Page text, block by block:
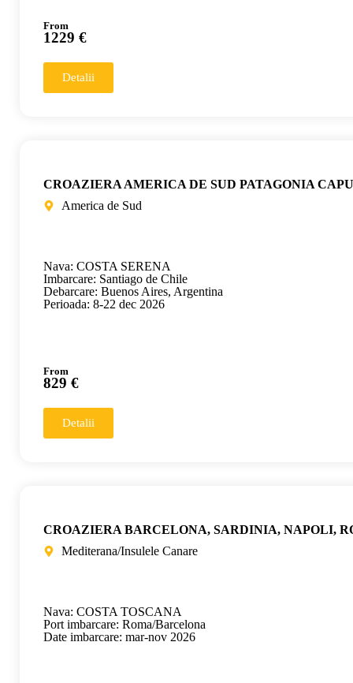
From
1229 €
Detalii
CROAZIERA AMERICA DE SUD PATAGONIA
America de Sud
Nava: COSTA SERENA
Imbarcare: Santiago de Chile
Debarcare: Buenos Aires, Argentina
Perioada: 8-22 dec 2026
From
829 €
Detalii
CROAZIERA BARCELONA, SARDINIA, NAPOLI,
Mediterana/Insulele Canare
Nava: COSTA TOSCANA
Port imbarcare: Roma/Barcelona
Date imbarcare: mar-nov 2026